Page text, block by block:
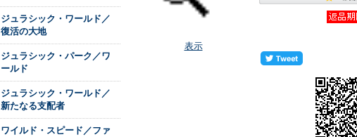
ジュラシック・ワールド／
復活の大地
ジュラシック・パーク／ワ
ールド
ジュラシック・ワールド／
新たなる支配者
ワイルド・スピード／ファ
表示